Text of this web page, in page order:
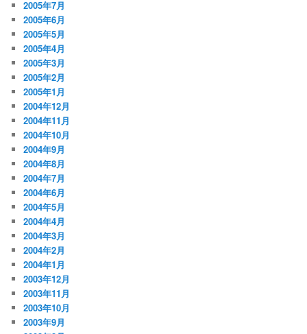
2005年7月
2005年6月
2005年5月
2005年4月
2005年3月
2005年2月
2005年1月
2004年12月
2004年11月
2004年10月
2004年9月
2004年8月
2004年7月
2004年6月
2004年5月
2004年4月
2004年3月
2004年2月
2004年1月
2003年12月
2003年11月
2003年10月
2003年9月